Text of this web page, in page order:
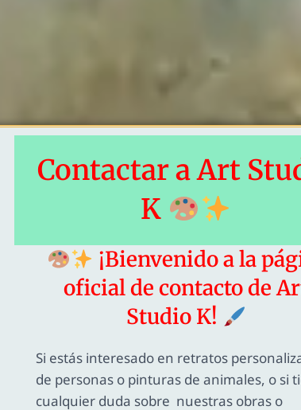
Contactar a Art
K
¡Bienvenido a la
oficial de contacto de
Studio K!
Si estás interesado en retratos
de personas o pinturas de animales, o si
cualquier duda sobre nuestras obras o